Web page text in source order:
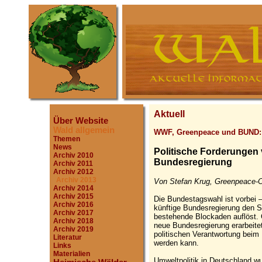
Über Website
Wald allgemein
Themen
News
Archiv 2010
Archiv 2011
Archiv 2012
Archiv 2013
Archiv 2014
Archiv 2015
Archiv 2016
Archiv 2017
Archiv 2018
Archiv 2019
Literatur
Links
Materialien
Aktuell
WWF, Greenpeace und
Politische Forderungen
Bundesregierung
Von Stefan Krug, Greenpeace-
Die Bundestagswahl ist vorbei
künftige Bundesregierung den
bestehende Blockaden auflöst.
neue Bundesregierung
politischen Verantwortung
werden kann.